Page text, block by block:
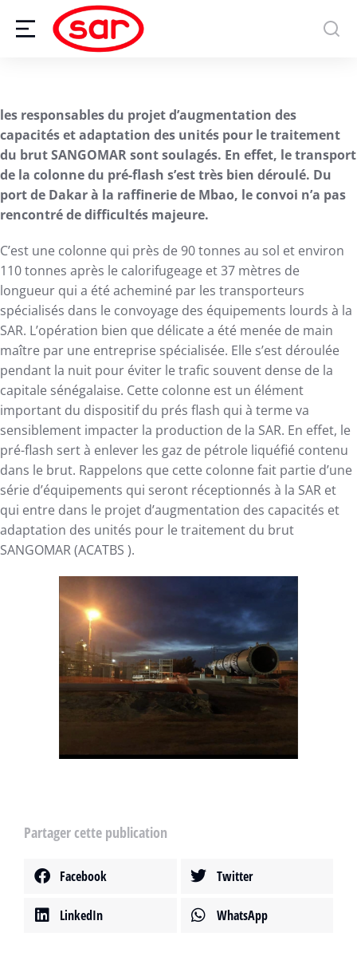
les responsables du projet d’augmentation des
capacités et adaptation des unités pour le traitement
du brut SANGOMAR sont soulagés. En effet, le transport
de la colonne du pré-flash s’est très bien déroulé. Du
port de Dakar à la raffinerie de Mbao, le convoi n’a pas
rencontré de difficultés majeure.
C’est une colonne qui près de 90 tonnes au sol et environ
110 tonnes après le calorifugeage et 37 mètres de
longueur qui a été acheminé par les transporteurs
spécialisés dans le convoyage des équipements lourds à la
SAR. L’opération bien que délicate a été menée de main
maître par une entreprise spécialisée. Elle s’est déroulée
pendant la nuit pour éviter le trafic souvent dense de la
capitale sénégalaise. Cette colonne est un élément
important du dispositif du prés flash qui à terme va
sensiblement impacter la production de la SAR. En effet, le
pré-flash sert à enlever les gaz de pétrole liquéfié contenu
dans le brut. Rappelons que cette colonne fait partie d’une
série d’équipements qui seront réceptionnés à la SAR et
qui entre dans le projet d’augmentation des capacités et
adaptation des unités pour le traitement du brut
SANGOMAR (ACATBS ).
Partager cette publication
Facebook Twitter
LinkedIn WhatsApp